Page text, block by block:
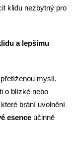
klidu nezbytný pro
a lepšímu
myslí.
o blízké nebo
brání uvolnění
esence účinně